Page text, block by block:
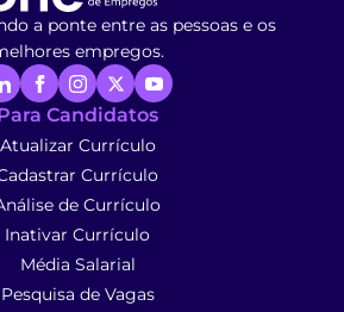
a ponte entre as pessoas e os
empregos.
Candidatos
Atualizar Currículo
Currículo
de Currículo
Inativar Currículo
Média Salarial
Pesquisa de Vagas